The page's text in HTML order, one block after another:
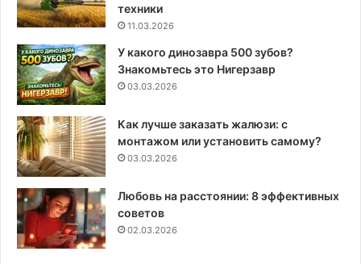
техники
11.03.2026
У какого динозавра 500 зубов?
Знакомьтесь это Нигерзавр
03.03.2026
Как лучше заказать жалюзи: с
монтажом или установить самому?
03.03.2026
Любовь на расстоянии: 8 эффективных
советов
02.03.2026